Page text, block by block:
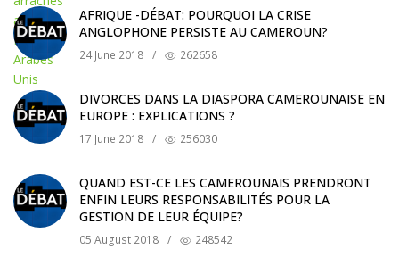
AFRIQUE -DÉBAT: POURQUOI LA CRISE
ANGLOPHONE PERSISTE AU CAMEROUN?
24 June 2018 / 262658
DIVORCES DANS LA DIASPORA CAMEROUNAISE EN
EUROPE : EXPLICATIONS ?
17 June 2018 / 256030
QUAND EST-CE LES CAMEROUNAIS PRENDRONT
ENFIN LEURS RESPONSABILITÉS POUR LA
GESTION DE LEUR ÉQUIPE?
05 August 2018 / 248542